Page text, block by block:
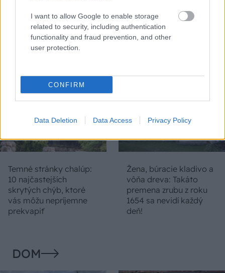
I want to allow Google to enable storage
related to security, including authentication
functionality and fraud prevention, and other
user protection.
CONFIRM
Data Deletion Data Access Privacy Policy
starú chalupu na
nepoznanie: Keď
vojdete dnu, zabudnete,
že nie ste v Toskánsku
dokáže aj podpísať.
Slovák sa nebál a v
Čičmanoch si postavil
Temné stránky chalúp:
10 najčastejších
skrytých chýb, ktoré
vás môžu nepríjemne
prekvapiť
Žena, búracie kladivo a
vôňa dreva: Takáto
premena zrubu z roku
1654 sa nevidí každý
deň!
DOM